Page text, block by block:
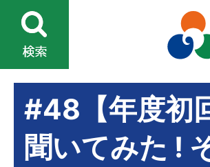
#48【年度初
聞いてみた !